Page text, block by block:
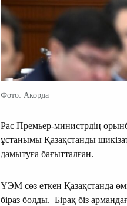
Фото: Акорда
Рас Премьер-министрдің
ұстанымы Қазақстанды
дамытуға бағытталған.
ҰЭМ сөз еткен Қазақстанда
біраз болды. Бірақ біз